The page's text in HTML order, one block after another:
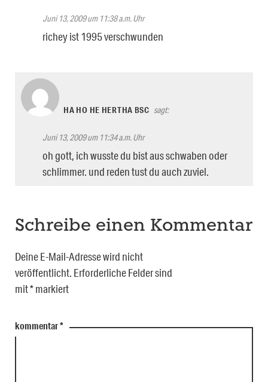
Juni 13, 2009 um 11:38 a.m. Uhr
richey ist 1995 verschwunden
HA HO HE HERTHA BSC sagt:
Juni 13, 2009 um 11:34 a.m. Uhr
oh gott, ich wusste du bist aus schwaben oder
schlimmer. und reden tust du auch zuviel.
Schreibe einen Kommentar
Deine E-Mail-Adresse wird nicht
veröffentlicht. Erforderliche Felder sind
mit*markiert
kommentar*